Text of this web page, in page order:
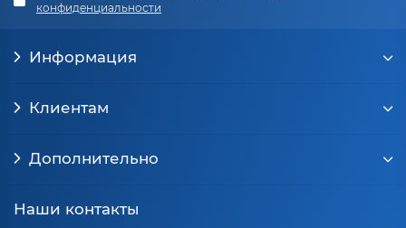
конфиденциальности
Информация
Клиентам
Дополнительно
Наши контакты